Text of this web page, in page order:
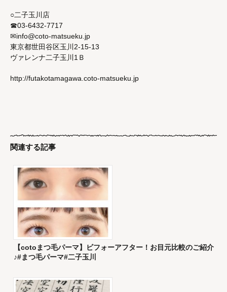
○二子玉川店
☎03-6432-7717
✉info@coto-matsueku.jp
東京都世田谷区玉川2-15-13
ヴァレンナ二子玉川1Ｂ
http://futakotamagawa.coto-matsueku.jp
関連する記事
【cotoまつ毛パーマ】ビフォーアフター！お目元比較のご紹介
♪#まつ毛パーマ#二子玉川